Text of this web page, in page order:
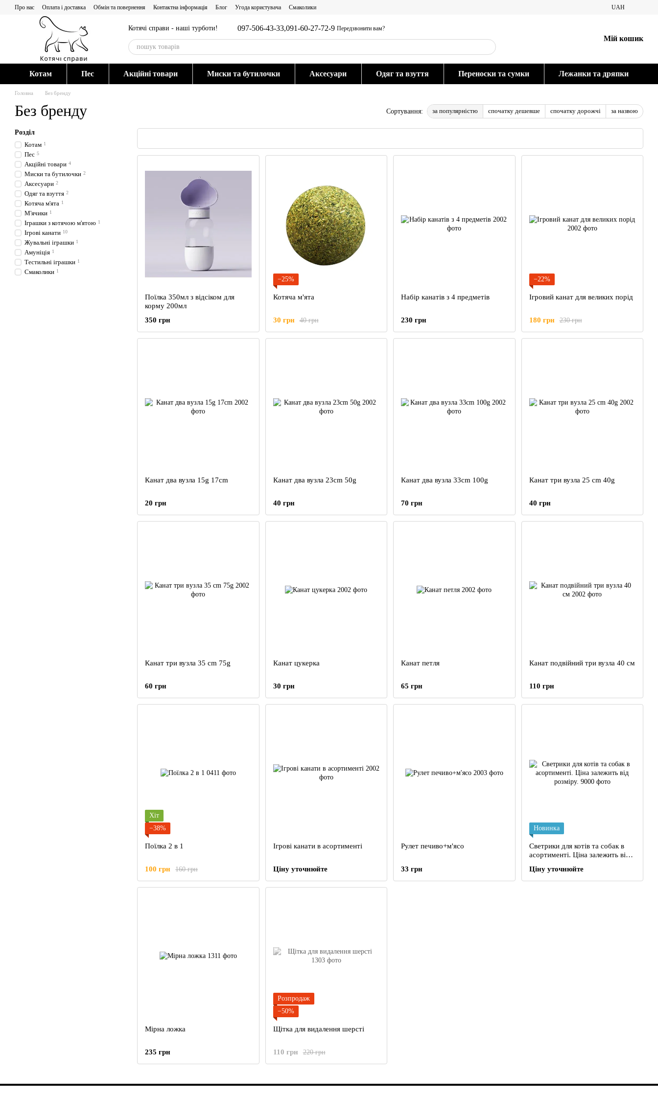
Перейти до основного контенту
Про нас Оплата і доставка Обмін та повернення Контактна інформація Блог Угода користувача Смаколики UAH
Котячі справи - наші турботи! 097-506-43-33,091-60-27-72-9 Передзвонити вам?
Мій кошик
Котам Пес Акційні товари Миски та бутилочки Аксесуари Одяг та взуття Переноски та сумки Лежанки та дряпки
Головна Без бренду
Без бренду Сортування: за популярністю спочатку дешевше спочатку дорожчі за назвою
Поїлка 350мл з відсіком для
корму 200мл
350 грн
−25%
Котяча м'ята
40 грн
30 грн
Набір канатів з 4 предметів
230 грн
−22%
Ігровий канат для великих порід
230 грн
180 грн
Канат два вузла 15g 17cm
20 грн
Канат два вузла 23cm 50g
40 грн
Канат два вузла 33cm 100g
70 грн
Канат три вузла 25 cm 40g
40 грн
Канат три вузла 35 cm 75g
60 грн
Канат цукерка
30 грн
Канат петля
65 грн
Канат подвійний три вузла 40 см
110 грн
Хіт
−38%
Поїлка 2 в 1
160 грн
100 грн
Ігрові канати в асортименті
Ціну уточнюйте
Рулет печиво+м'ясо
33 грн
Новинка
Светрики для котів та собак в
асортименті. Ціна залежить від
Ціну уточнюйте
Мірна ложка
235 грн
Розпродаж
−50%
Щітка для видалення шерсті
220 грн
110 грн
Розділ
Котам 1
Пес 5
Акційні товари 4
Миски та бутилочки 2
Аксесуари 2
Одяг та взуття 2
Котяча м'ята 1
М'ячики 1
Іграшки з котячою м'ятою 1
Ігрові канати 10
Жувальні іграшки 1
Амуніція 1
Тестильні іграшки 1
Смаколики 1